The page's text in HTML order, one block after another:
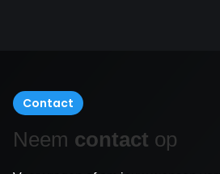
Contact
Neem contact op